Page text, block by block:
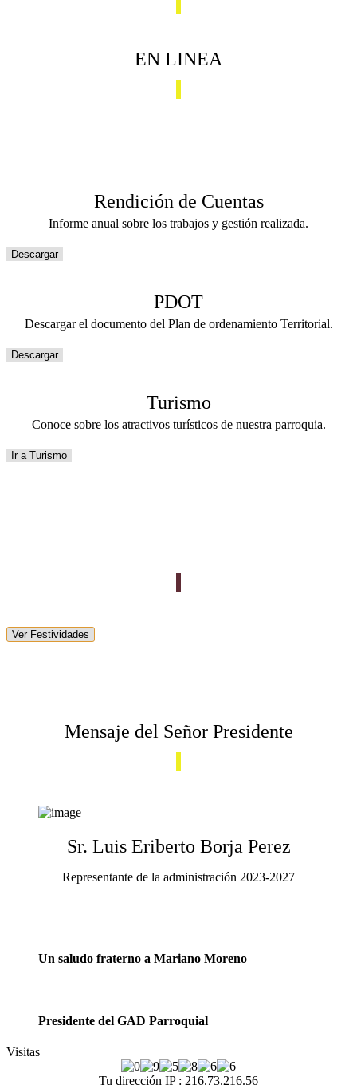
EN LINEA
Rendición de Cuentas
Informe anual sobre los trabajos y gestión realizada.
Descargar
PDOT
Descargar el documento del Plan de ordenamiento Territorial.
Descargar
Turismo
Conoce sobre los atractivos turísticos de nuestra parroquia.
Ir a Turismo
Ver Festividades
Mensaje del Señor Presidente
Sr. Luis Eriberto Borja Perez
Representante de la administración 2023-2027
Un saludo fraterno a Mariano Moreno
Presidente del GAD Parroquial
Visitas
Tu dirección IP : 216.73.216.56